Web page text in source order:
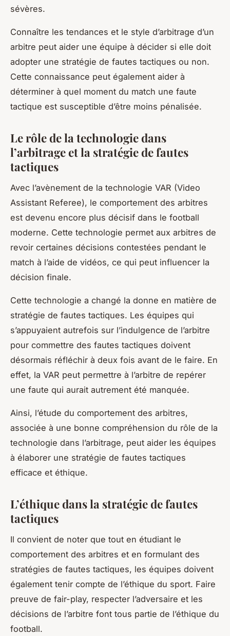
sévères.
Connaître les tendances et le style d’arbitrage d’un
arbitre peut aider une équipe à décider si elle doit
adopter une stratégie de fautes tactiques ou non.
Cette connaissance peut également aider à
déterminer à quel moment du match une faute
tactique est susceptible d’être moins pénalisée.
Le rôle de la technologie dans
l’arbitrage et la stratégie de fautes
tactiques
Avec l’avènement de la technologie VAR (Video
Assistant Referee), le comportement des arbitres
est devenu encore plus décisif dans le football
moderne. Cette technologie permet aux arbitres de
revoir certaines décisions contestées pendant le
match à l’aide de vidéos, ce qui peut influencer la
décision finale.
Cette technologie a changé la donne en matière de
stratégie de fautes tactiques. Les équipes qui
s’appuyaient autrefois sur l’indulgence de l’arbitre
pour commettre des fautes tactiques doivent
désormais réfléchir à deux fois avant de le faire. En
effet, la VAR peut permettre à l’arbitre de repérer
une faute qui aurait autrement été manquée.
Ainsi, l’étude du comportement des arbitres,
associée à une bonne compréhension du rôle de la
technologie dans l’arbitrage, peut aider les équipes
à élaborer une stratégie de fautes tactiques
efficace et éthique.
L’éthique dans la stratégie de fautes
tactiques
Il convient de noter que tout en étudiant le
comportement des arbitres et en formulant des
stratégies de fautes tactiques, les équipes doivent
également tenir compte de l’éthique du sport. Faire
preuve de fair-play, respecter l’adversaire et les
décisions de l’arbitre font tous partie de l’éthique du
football.